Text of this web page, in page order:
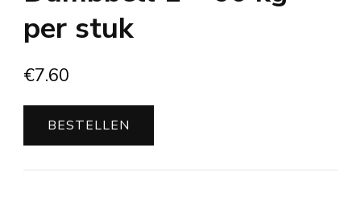
per stuk
€7.60
BESTELLEN